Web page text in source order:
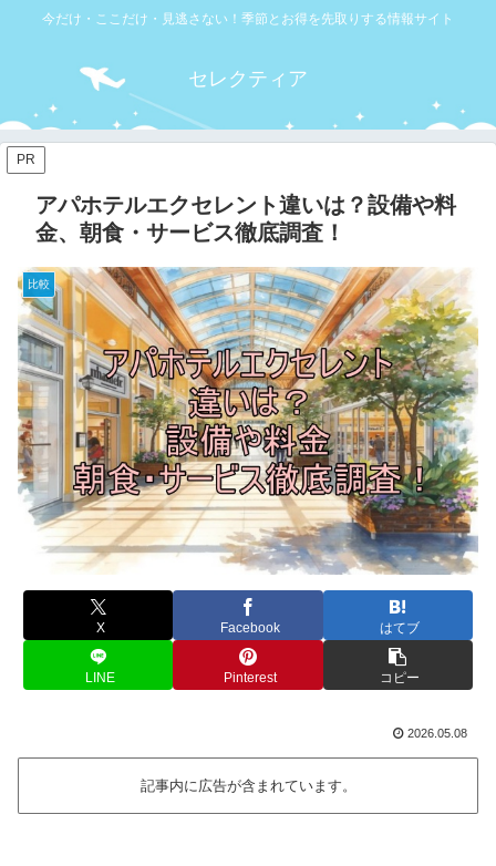
今だけ・ここだけ・見逃さない！季節とお得を先取りする情報サイト
セレクティア
PR
アパホテルエクセレント違いは？設備や料
金、朝食・サービス徹底調査！
比較
X Facebook はてブ
LINE Pinterest コピー
2026.05.08
記事内に広告が含まれています。